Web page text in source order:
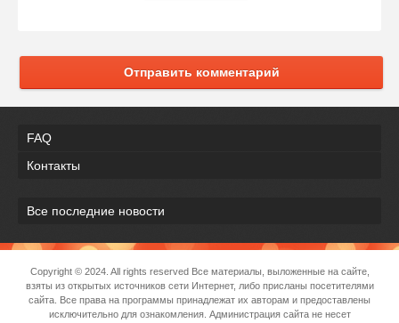
Отправить комментарий
FAQ
Контакты
Все последние новости
Copyright © 2024. All rights reserved Все материалы, выложенные на сайте,
взяты из открытых источников сети Интернет, либо присланы посетителями
сайта. Все права на программы принадлежат их авторам и предоставлены
исключительно для ознакомления. Администрация сайта не несет